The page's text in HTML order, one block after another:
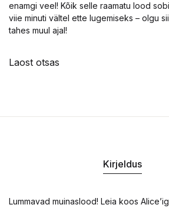
enamgi veel! Kõik selle raamatu lood
viie minuti vältel ette lugemiseks – olgu
tahes muul ajal!
Laost otsas
Kirjeldus
Lummavad muinaslood! Leia koos